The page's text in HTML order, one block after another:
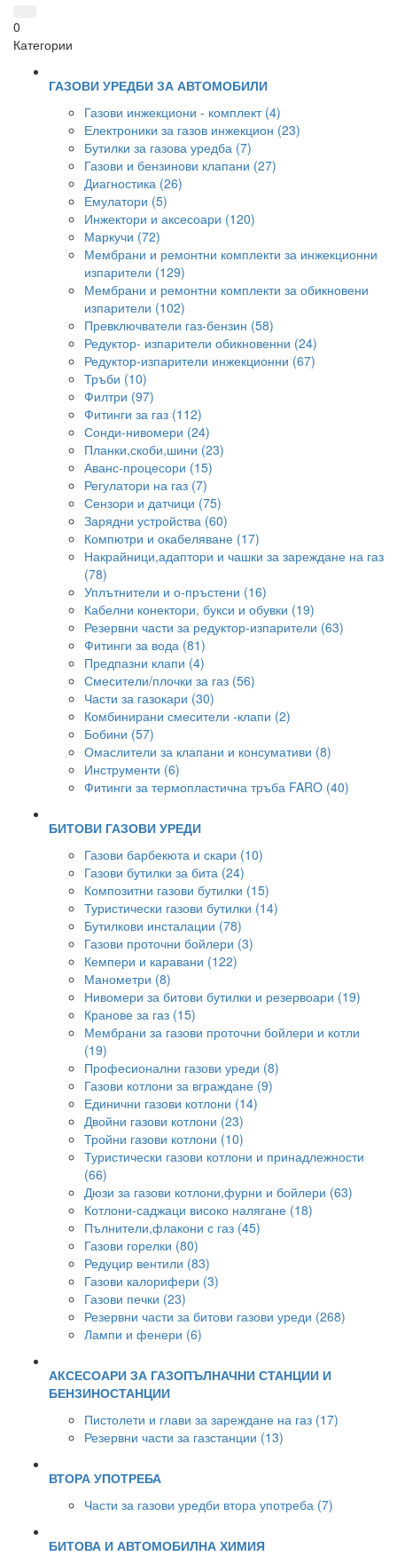
0
Категории
ГАЗОВИ УРЕДБИ ЗА АВТОМОБИЛИ
Газови инжекциони - комплект (4)
Електроники за газов инжекцион (23)
Бутилки за газова уредба (7)
Газови и бензинови клапани (27)
Диагностика (26)
Емулатори (5)
Инжектори и аксесоари (120)
Маркучи (72)
Мембрани и ремонтни комплекти за инжекционни
изпарители (129)
Мембрани и ремонтни комплекти за обикновени
изпарители (102)
Превключватели газ-бензин (58)
Редуктор- изпарители обикновенни (24)
Редуктор-изпарители инжекционни (67)
Тръби (10)
Филтри (97)
Фитинги за газ (112)
Сонди-нивомери (24)
Планки,скоби,шини (23)
Аванс-процесори (15)
Регулатори на газ (7)
Сензори и датчици (75)
Зарядни устройства (60)
Компютри и окабеляване (17)
Накрайници,адаптори и чашки за зареждане на газ
(78)
Уплътнители и о-пръстени (16)
Кабелни конектори, букси и обувки (19)
Резервни части за редуктор-изпарители (63)
Фитинги за вода (81)
Предпазни клапи (4)
Смесители/плочки за газ (56)
Части за газокари (30)
Комбинирани смесители -клапи (2)
Бобини (57)
Омаслители за клапани и консумативи (8)
Инструменти (6)
Фитинги за термопластична тръба FARO (40)
БИТОВИ ГАЗОВИ УРЕДИ
Газови барбекюта и скари (10)
Газови бутилки за бита (24)
Композитни газови бутилки (15)
Туристически газови бутилки (14)
Бутилкови инсталации (78)
Газови проточни бойлери (3)
Кемпери и каравани (122)
Манометри (8)
Нивомери за битови бутилки и резервоари (19)
Кранове за газ (15)
Мембрани за газови проточни бойлери и котли
(19)
Професионални газови уреди (8)
Газови котлони за вграждане (9)
Единични газови котлони (14)
Двойни газови котлони (23)
Тройни газови котлони (10)
Туристически газови котлони и принадлежности
(66)
Дюзи за газови котлони,фурни и бойлери (63)
Котлони-саджаци високо налягане (18)
Пълнители,флакони с газ (45)
Газови горелки (80)
Редуцир вентили (83)
Газови калорифери (3)
Газови печки (23)
Резервни части за битови газови уреди (268)
Лампи и фенери (6)
АКСЕСОАРИ ЗА ГАЗОПЪЛНАЧНИ СТАНЦИИ И
БЕНЗИНОСТАНЦИИ
Пистолети и глави за зареждане на газ (17)
Резервни части за газстанции (13)
ВТОРА УПОТРЕБА
Части за газови уредби втора употреба (7)
БИТОВА И АВТОМОБИЛНА ХИМИЯ